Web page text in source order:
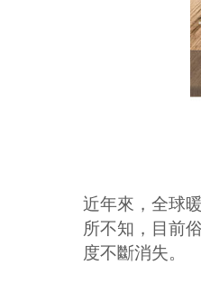
近年來，全球
所不知，目前
度不斷消失。